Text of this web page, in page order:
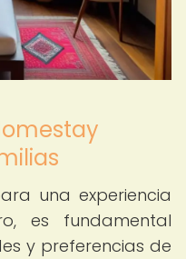
una experiencia
es fundamental
y preferencias de